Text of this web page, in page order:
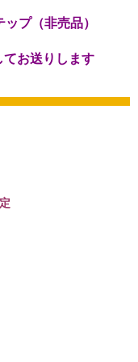
プ（非売品）
お送りします